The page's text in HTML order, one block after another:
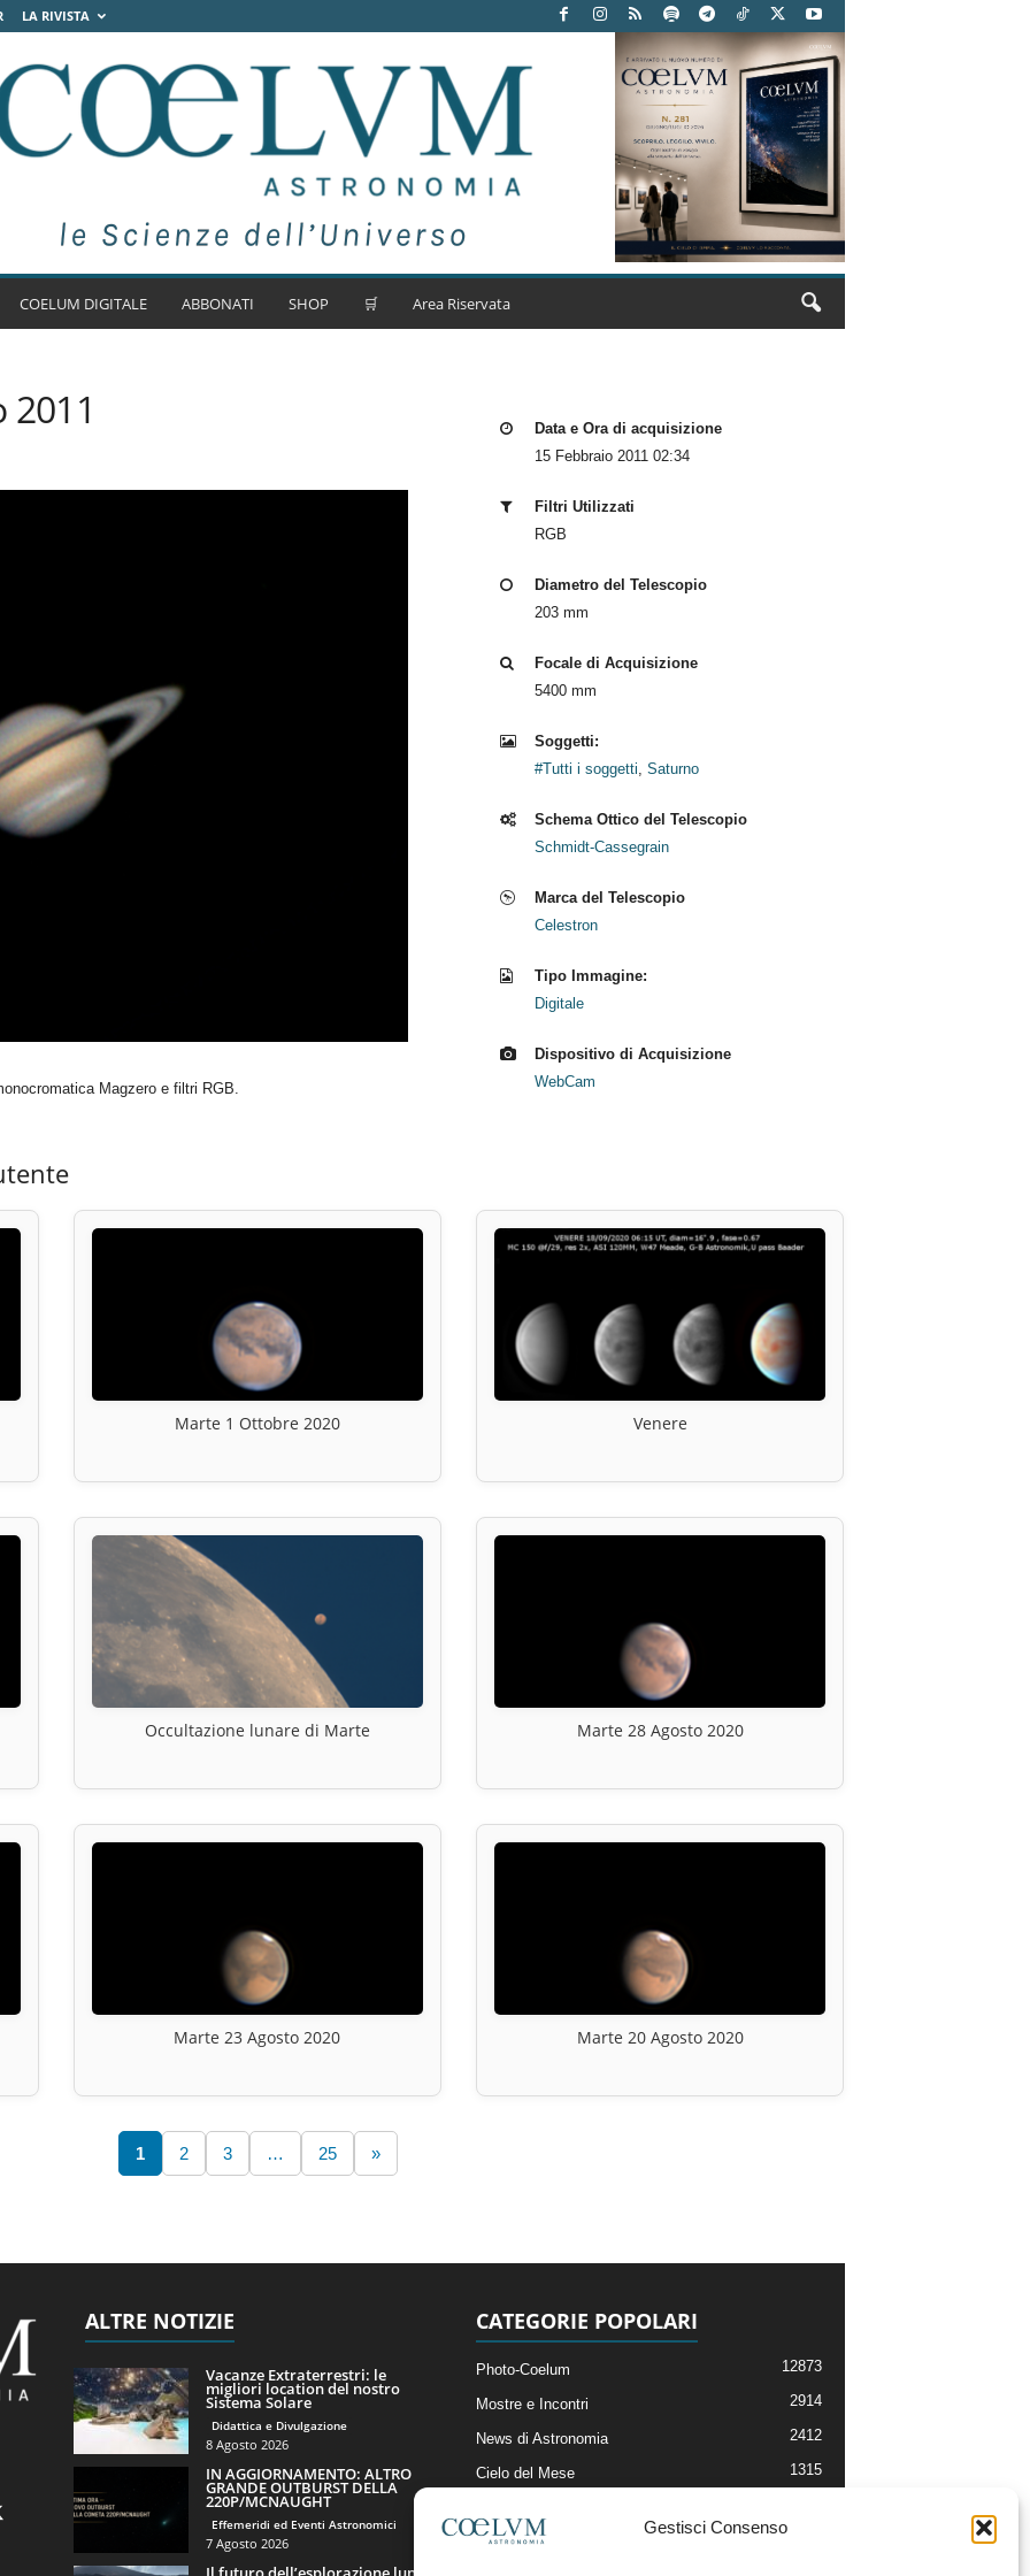
Gestisci Consenso
LA RIVISTA
COELUM DIGITALE ABBONATI SHOP 🛒 Area Riservata
Magzero e filtri RGB.
Data e Ora di acquisizione
15 Febbraio 2011 02:34
Filtri Utilizzati
RGB
Diametro del Telescopio
203 mm
Focale di Acquisizione
5400 mm
Soggetti:
#Tutti i soggetti, Saturno
Schema Ottico del Telescopio
Schmidt-Cassegrain
Marca del Telescopio
Celestron
Tipo Immagine:
Digitale
Dispositivo di Acquisizione
WebCam
Marte 1 Ottobre 2020 Venere
Occultazione lunare di Marte Marte 28 Agosto 2020
Marte 23 Agosto 2020 Marte 20 Agosto 2020
1 2 3 … 25 »
ALTRE NOTIZIE
Vacanze Extraterrestri: le
migliori location del nostro
Sistema Solare
Didattica e Divulgazione
8 Agosto 2026
IN AGGIORNAMENTO: ALTRO
GRANDE OUTBURST DELLA
220P/MCNAUGHT
Effemeridi ed Eventi Astronomici
7 Agosto 2026
CATEGORIE POPOLARI
Photo-Coelum 12873
Mostre e Incontri 2914
News di Astronomia 2412
Cielo del Mese 1315
Articoli e Risorse On-Line